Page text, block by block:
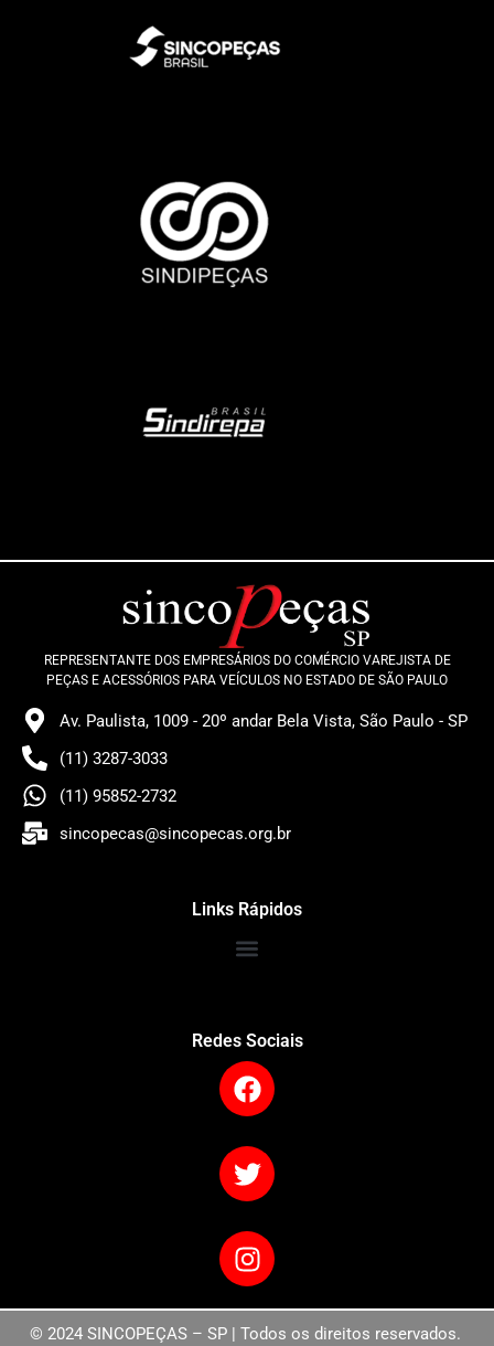
REPRESENTANTE DOS EMPRESÁRIOS DO COMÉRCIO VAREJISTA DE
PEÇAS E ACESSÓRIOS PARA VEÍCULOS NO ESTADO DE SÃO PAULO
Av. Paulista, 1009 - 20º andar Bela Vista, São Paulo - SP
(11) 3287-3033
(11) 95852-2732
sincopecas@sincopecas.org.br
Links Rápidos
Redes Sociais
© 2024 SINCOPEÇAS – SP | Todos os direitos reservados.